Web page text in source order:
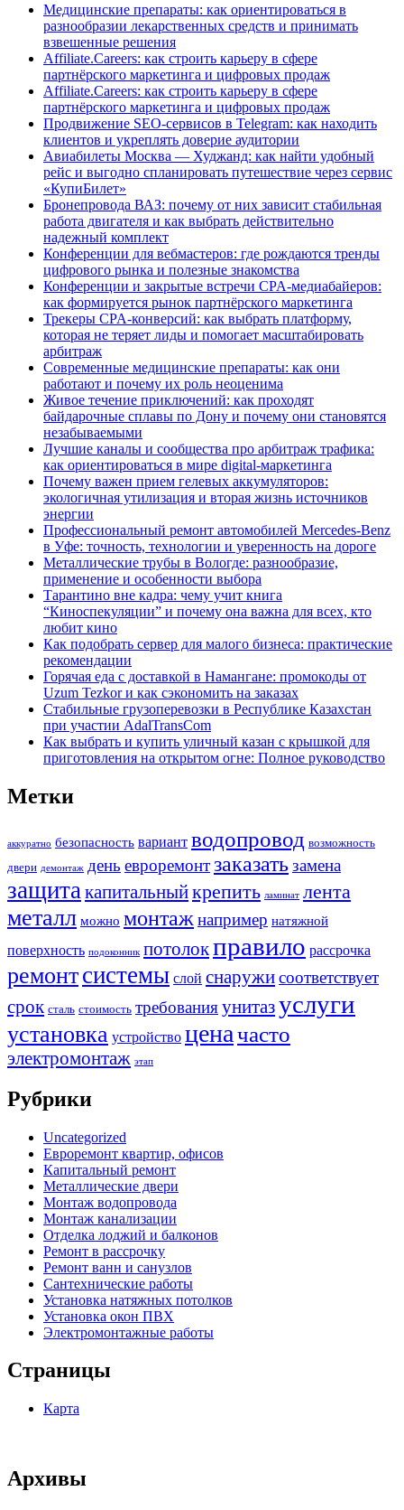
Медицинские препараты: как ориентироваться в
разнообразии лекарственных средств и принимать
взвешенные решения
Affiliate.Careers: как строить карьеру в сфере
партнёрского маркетинга и цифровых продаж
Affiliate.Careers: как строить карьеру в сфере
партнёрского маркетинга и цифровых продаж
Продвижение SEO-сервисов в Telegram: как находить
клиентов и укреплять доверие аудитории
Авиабилеты Москва — Худжанд: как найти удобный
рейс и выгодно спланировать путешествие через сервис
«КупиБилет»
Бронепровода ВАЗ: почему от них зависит стабильная
работа двигателя и как выбрать действительно
надежный комплект
Конференции для вебмастеров: где рождаются тренды
цифрового рынка и полезные знакомства
Конференции и закрытые встречи CPA-медиабайеров:
как формируется рынок партнёрского маркетинга
Трекеры CPA-конверсий: как выбрать платформу,
которая не теряет лиды и помогает масштабировать
арбитраж
Современные медицинские препараты: как они
работают и почему их роль неоценима
Живое течение приключений: как проходят
байдарочные сплавы по Дону и почему они становятся
незабываемыми
Лучшие каналы и сообщества про арбитраж трафика:
как ориентироваться в мире digital-маркетинга
Почему важен прием гелевых аккумуляторов:
экологичная утилизация и вторая жизнь источников
энергии
Профессиональный ремонт автомобилей Mercedes-Benz
в Уфе: точность, технологии и уверенность на дороге
Металлические трубы в Вологде: разнообразие,
применение и особенности выбора
Тарантино вне кадра: чему учит книга
“Киноспекуляции” и почему она важна для всех, кто
любит кино
Как подобрать сервер для малого бизнеса: практические
рекомендации
Горячая еда с доставкой в Намангане: промокоды от
Uzum Tezkor и как сэкономить на заказах
Стабильные грузоперевозки в Республике Казахстан
при участии AdalTransCom
Как выбрать и купить уличный казан с крышкой для
приготовления на открытом огне: Полное руководство
Метки
аккуратно безопасность вариант водопровод возможность
двери демонтаж день евроремонтзаказать замена
защита капитальныйкрепить ламинат лента
металл можно монтаж например натяжной
поверхность подоконник потолокправило рассрочка
ремонтсистемы слой снаружисоответствует
срок сталь стоимость требованияунитазуслуги
установка устройство ценачасто
электромонтаж этап
Рубрики
Uncategorized
Евроремонт квартир, офисов
Капитальный ремонт
Металлические двери
Монтаж водопровода
Монтаж канализации
Отделка лоджий и балконов
Ремонт в рассрочку
Ремонт ванн и санузлов
Сантехнические работы
Установка натяжных потолков
Установка окон ПВХ
Электромонтажные работы
Страницы
Карта
Архивы